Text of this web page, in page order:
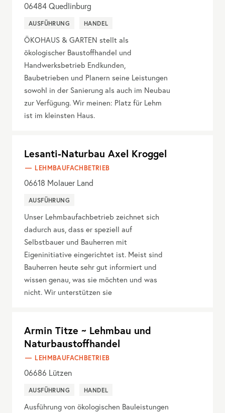
06484 Quedlinburg
AUSFÜHRUNG HANDEL
ÖKOHAUS & GARTEN stellt als
ökologischer Baustoffhandel und
Handwerksbetrieb Endkunden,
Baubetrieben und Planern seine Leistungen
sowohl in der Sanierung als auch im Neubau
zur Verfügung. Wir meinen: Platz für Lehm
ist im kleinsten Haus.
Lesanti-Naturbau Axel Kroggel
LEHMBAUFACHBETRIEB
06618 Molauer Land
AUSFÜHRUNG
Unser Lehmbaufachbetrieb zeichnet sich
dadurch aus, dass er speziell auf
Selbstbauer und Bauherren mit
Eigeninitiative eingerichtet ist. Meist sind
Bauherren heute sehr gut informiert und
wissen genau, was sie möchten und was
nicht. Wir unterstützen sie
Armin Titze ~ Lehmbau und
Naturbaustoffhandel
LEHMBAUFACHBETRIEB
06686 Lützen
AUSFÜHRUNG HANDEL
Ausführung von ökologischen Bauleistungen